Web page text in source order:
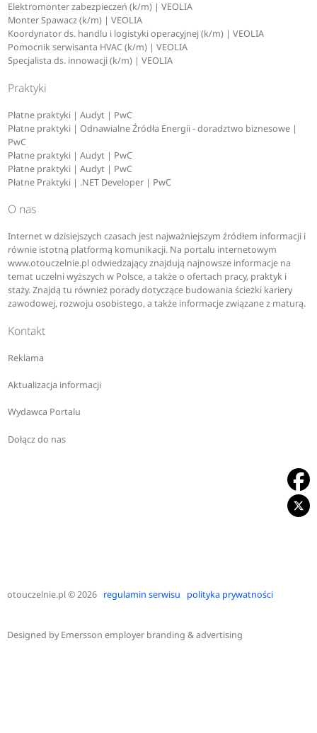
Elektromonter zabezpieczeń (k/m) | VEOLIA
Monter Spawacz (k/m) | VEOLIA
Koordynator ds. handlu i logistyki operacyjnej (k/m) | VEOLIA
Pomocnik serwisanta HVAC (k/m) | VEOLIA
Specjalista ds. innowacji (k/m) | VEOLIA
Praktyki
Płatne praktyki | Audyt | PwC
Płatne praktyki | Odnawialne Źródła Energii - doradztwo biznesowe |
PwC
Płatne praktyki | Audyt | PwC
Płatne praktyki | Audyt | PwC
Płatne Praktyki | .NET Developer | PwC
O nas
Internet w dzisiejszych czasach jest najważniejszym źródłem informacji i
równie istotną platformą komunikacji. Na portalu internetowym
www.otouczelnie.pl odwiedzający znajdują najnowsze informacje na
temat uczelni wyższych w Polsce, a także o ofertach pracy, praktyk i
staży. Znajdą tu również porady dotyczące budowania ścieżki kariery
zawodowej, rozwoju osobistego, a także informacje związane z maturą.
Kontakt
Reklama
Aktualizacja informacji
Wydawca Portalu
Dołącz do nas
otouczelnie.pl© 2026 regulamin serwisu polityka prywatności
Designed byEmersson employer branding & advertising